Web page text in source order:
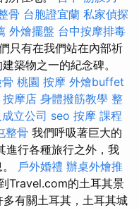
骨 台胞證宜蘭 私家偵探
外燴擺盤 台中按摩排毒
只有在我們站在內部祈
築物之一的紀念碑。
桃園 按摩 外燴buffet
按摩店 身體撥筋教學 整
立公司 seo 按摩 課程
整骨 我們呼吸著巨大的
進行各種旅行之外，我
戶外婚禮 辦桌外燴推
Travel.com的土耳其景
有關土耳其，土耳其城